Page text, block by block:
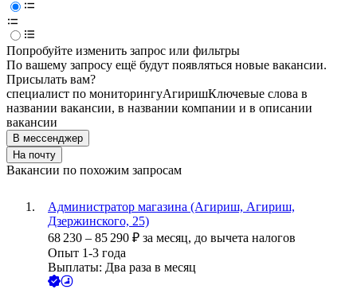
Попробуйте изменить запрос или фильтры
По вашему запросу ещё будут появляться новые вакансии.
Присылать вам?
специалист по мониторингуАгиришКлючевые слова в
названии вакансии, в названии компании и в описании
вакансии
В мессенджер
На почту
Вакансии по похожим запросам
Администратор магазина (Агириш, Агириш,
Дзержинского, 25)
68 230 – 85 290 ₽ за месяц, до вычета налогов
Опыт 1-3 года
Выплаты: Два раза в месяц